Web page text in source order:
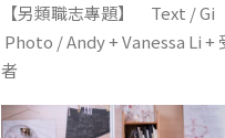
【另類職志專題】 Text / Gi
Photo / Andy + Vanessa Li +
者